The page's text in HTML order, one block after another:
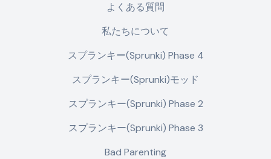
よくある質問
私たちについて
スプランキー(Sprunki) Phase 4
スプランキー(Sprunki)モッド
スプランキー(Sprunki) Phase 2
スプランキー(Sprunki) Phase 3
Bad Parenting